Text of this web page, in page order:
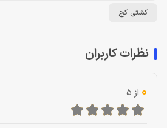
کشتی کج
نظرات کاربران
0 از 5